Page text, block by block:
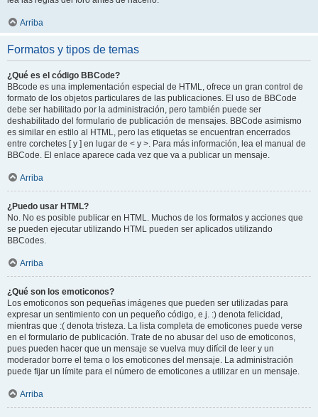
Arriba
Formatos y tipos de temas
¿Qué es el código BBCode?
BBcode es una implementación especial de HTML, ofrece un gran control de
formato de los objetos particulares de las publicaciones. El uso de BBCode
debe ser habilitado por la administración, pero también puede ser
deshabilitado del formulario de publicación de mensajes. BBCode asimismo
es similar en estilo al HTML, pero las etiquetas se encuentran encerrados
entre corchetes [ y ] en lugar de < y >. Para más información, lea el manual de
BBCode. El enlace aparece cada vez que va a publicar un mensaje.
Arriba
¿Puedo usar HTML?
No. No es posible publicar en HTML. Muchos de los formatos y acciones que
se pueden ejecutar utilizando HTML pueden ser aplicados utilizando
BBCodes.
Arriba
¿Qué son los emoticonos?
Los emoticonos son pequeñas imágenes que pueden ser utilizadas para
expresar un sentimiento con un pequeño código, e.j. :) denota felicidad,
mientras que :( denota tristeza. La lista completa de emoticones puede verse
en el formulario de publicación. Trate de no abusar del uso de emoticonos,
pues pueden hacer que un mensaje se vuelva muy difícil de leer y un
moderador borre el tema o los emoticones del mensaje. La administración
puede fijar un límite para el número de emoticones a utilizar en un mensaje.
Arriba